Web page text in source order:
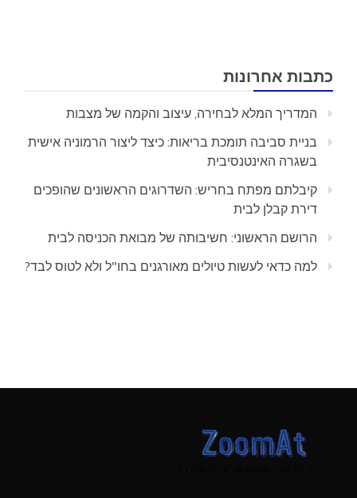
כתבות אחרונות
המדריך המלא לבחירה, עיצוב והקמה של מצבות
בניית סביבה תומכת בריאות: כיצד ליצור הרמוניה אישית
בשגרה האינטנסיבית
קיבלתם מפתח בחריש: השדרוגים הראשונים שהופכים
דירת קבלן לבית
הרושם הראשוני: חשיבותה של מבואת הכניסה לבית
למה כדאי לעשות טיולים מאורגנים בחו"ל ולא לטוס לבד?